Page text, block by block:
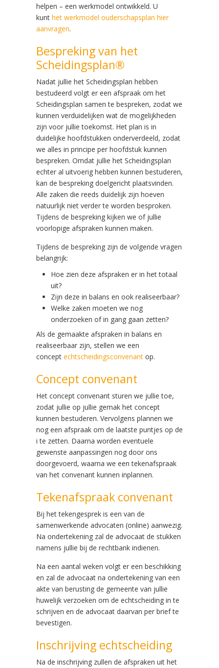
helpen – een werkmodel ontwikkeld. U
kunt het werkmodel ouderschapsplan hier
aanvragen.
Bespreking van het
Scheidingsplan®
Nadat jullie het Scheidingsplan hebben
bestudeerd volgt er een afspraak om het
Scheidingsplan samen te bespreken, zodat we
kunnen verduidelijken wat de mogelijkheden
zijn voor jullie toekomst. Het plan is in
duidelijke hoofdstukken onderverdeeld, zodat
we alles in principe per hoofdstuk kunnen
bespreken. Omdat jullie het Scheidingsplan
echter al uitvoerig hebben kunnen bestuderen,
kan de bespreking doelgericht plaatsvinden.
Alle zaken die reeds duidelijk zijn hoeven
natuurlijk niet verder te worden besproken.
Tijdens de bespreking kijken we of jullie
voorlopige afspraken kunnen maken.
Tijdens de bespreking zijn de volgende vragen
belangrijk:
Hoe zien deze afspraken er in het totaal
uit?
Zijn deze in balans en ook realiseerbaar?
Welke zaken moeten we nog
onderzoeken of in gang gaan zetten?
Als de gemaakte afspraken in balans en
realiseerbaar zijn, stellen we een
concept echtscheidingsconvenant op.
Concept convenant
Het concept convenant sturen we jullie toe,
zodat jullie op jullie gemak het concept
kunnen bestuderen. Vervolgens plannen we
nog een afspraak om de laatste puntjes op de
i te zetten. Daarna worden eventuele
gewenste aanpassingen nog door ons
doorgevoerd, waarna we een tekenafspraak
van het convenant kunnen inplannen.
Tekenafspraak convenant
Bij het tekengesprek is een van de
samenwerkende advocaten (online) aanwezig.
Na ondertekening zal de advocaat de stukken
namens jullie bij de rechtbank indienen.
Na een aantal weken volgt er een beschikking
en zal de advocaat na ondertekening van een
akte van berusting de gemeente van jullie
huwelijk verzoeken om de echtscheiding in te
schrijven en de advocaat daarvan per brief te
bevestigen.
Inschrijving echtscheiding
Na de inschrijving zullen de afspraken uit het